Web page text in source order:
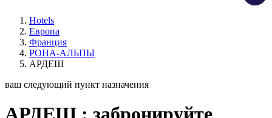
Hotels
Европа
Франция
РОНА-АЛЬПЫ
АРДЕШ
ваш следующий пункт назначения